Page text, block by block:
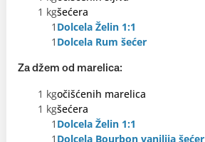
1 kgšećera
1 Dolcela Želin 1:1
1 Dolcela Rum šećer
Za džem od marelica:
1 kgočišćenih marelica
1 kgšećera
1 Dolcela Želin 1:1
1 Dolcela Bourbon vanilija šećer